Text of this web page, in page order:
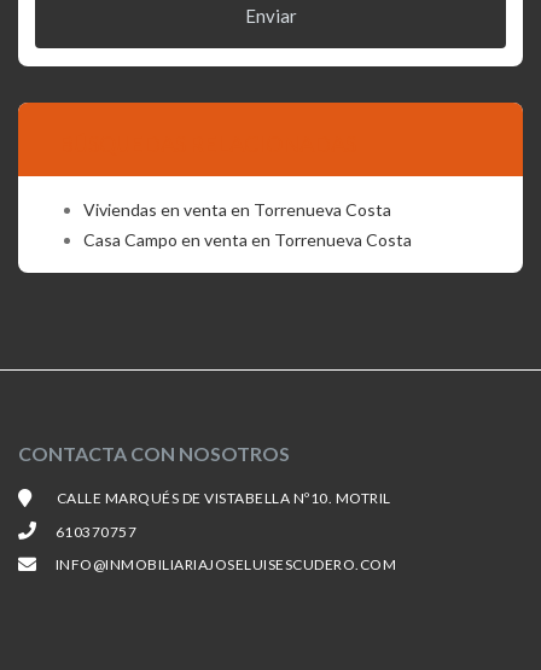
Enviar
Viviendas en venta en Torrenueva Costa
Casa Campo en venta en Torrenueva Costa
CONTACTA CON NOSOTROS
CALLE MARQUÉS DE VISTABELLA Nº10. MOTRIL
610370757
INFO@INMOBILIARIAJOSELUISESCUDERO.COM